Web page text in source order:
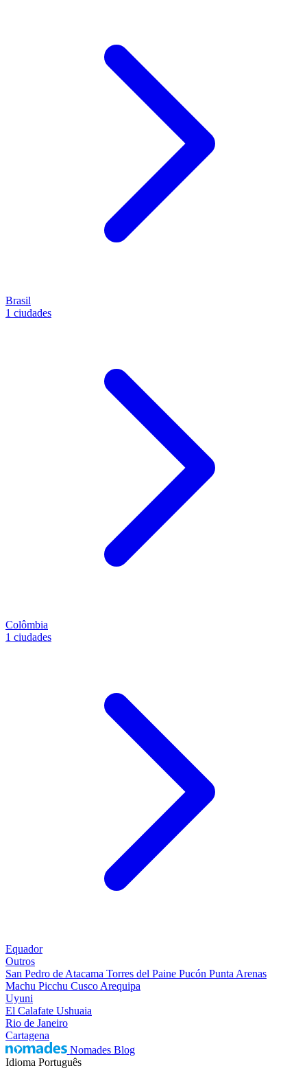
Brasil
1 ciudades
Colômbia
1 ciudades
Equador
Outros
San Pedro de Atacama Torres del Paine Pucón Punta Arenas
Machu Picchu Cusco Arequipa
Uyuni
El Calafate Ushuaia
Rio de Janeiro
Cartagena
Nomades Blog
Idioma Português